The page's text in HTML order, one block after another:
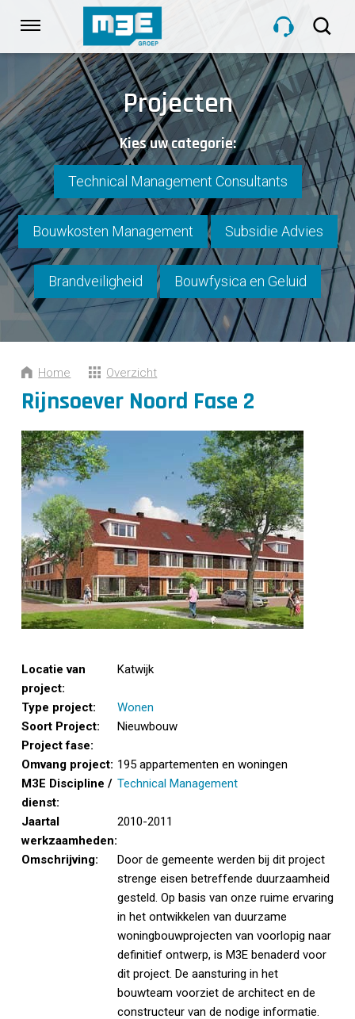
links
Spring
naar
de
inhoud
Spring
naar
navigatie
HOME
DIENSTEN
PROJECTEN
OVER M3E
NIEUWS
CONTACT
Projecten
Kies uw categorie:
Technical Management Consultants
Bouwkosten Management Subsidie Advies
Brandveiligheid Bouwfysica en Geluid
Home Overzicht
Rijnsoever Noord Fase 2
Locatie van
project:
Katwijk
Type project:
Wonen
Soort Project:
Nieuwbouw
Project fase:
Omvang project: 195 appartementen en woningen
M3E Discipline /
dienst:
Technical Management
Jaartal
werkzaamheden:
2010-2011
Omschrijving:
Door de gemeente werden bij dit project
strenge eisen betreffende duurzaamheid
gesteld. Op basis van onze ruime ervaring
in het ontwikkelen van duurzame
woningbouwprojecten van voorlopig naar
definitief ontwerp, is M3E benaderd voor
dit project. De aansturing in het
bouwteam voorziet de architect en de
constructeur van de nodige informatie.